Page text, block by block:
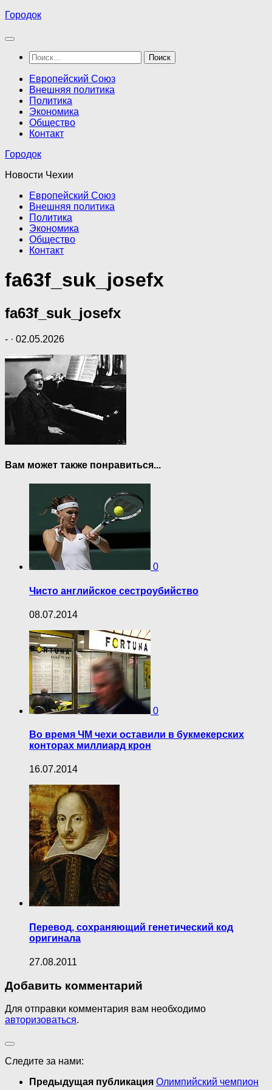
Перейти
содержимому
Городок
Найти:
Европейский Союз
Внешняя политика
Политика
Экономика
Общество
Контакт
Городок
Новости Чехии
Европейский Союз
Внешняя политика
Политика
Экономика
Общество
Контакт
fa63f_suk_josefx
fa63f_suk_josefx
- · 02.05.2026
Вам может также понравиться...
0
Чисто английское сестроубийство
08.07.2014
0
Во время ЧМ чехи оставили в букмекерских
конторах миллиард крон
16.07.2014
Перевод, сохраняющий генетический код
оригинала
27.08.2011
Добавить комментарий
Для отправки комментария вам необходимо
авторизоваться.
Следите за нами:
Предыдущая публикация Олимпийский чемпион